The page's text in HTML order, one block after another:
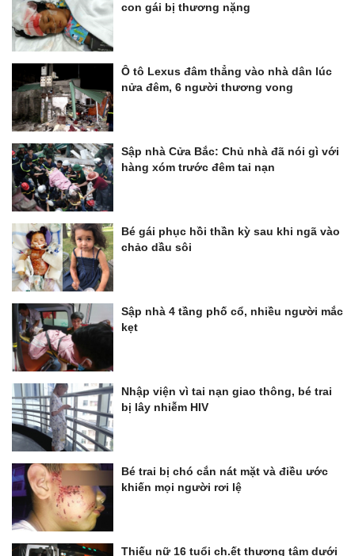
con gái bị thương nặng
Ô tô Lexus đâm thẳng vào nhà dân lúc
nửa đêm, 6 người thương vong
Sập nhà Cửa Bắc: Chủ nhà đã nói gì với
hàng xóm trước đêm tai nạn
Bé gái phục hồi thần kỳ sau khi ngã vào
chảo dầu sôi
Sập nhà 4 tầng phố cổ, nhiều người mắc
kẹt
Nhập viện vì tai nạn giao thông, bé trai
bị lây nhiễm HIV
Bé trai bị chó cắn nát mặt và điều ước
khiến mọi người rơi lệ
Thiếu nữ 16 tuổi ch.ết thương tâm dưới